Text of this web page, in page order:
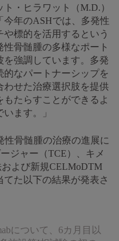
・ヒラワット（M.D.）
今年のASHでは、多発性
標的を活用するという
骨髄腫の多様なポート
を強調しています。多発
なパートナーシップを
わせた治療選択肢を提供
たらすことができるよ
ます。」
性骨髄腫の治療の進展に
ジャー（TCE）、キメ
よび新規CELMoDTM
た以下の結果が発表さ
について、6カ月目以